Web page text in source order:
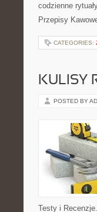
codzienne
Przepisy
CATEGORIES:
KULISY
POSTED BY
Testy i